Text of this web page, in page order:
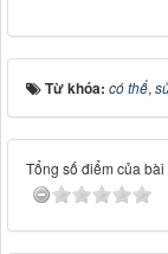
Từ khóa: có thể,
Tổng số điểm của